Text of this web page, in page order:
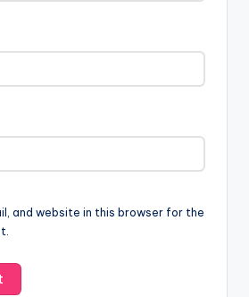
and website in this browser for the